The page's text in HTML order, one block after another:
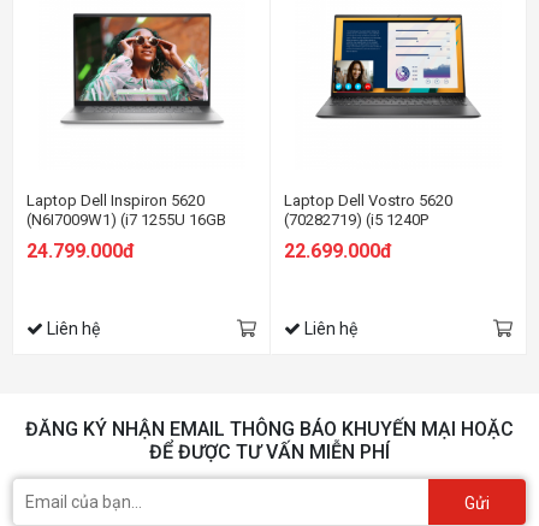
Laptop Dell Inspiron 5620
(N6I7009W1) (i7 1255U 16GB
RAM/512GB SSD/16.0 inch
FHD+/Win11/Office HS21/Bạc)
24.799.000đ
Liên hệ
Laptop Dell Vostro 5620
(70282719) (i5 1240P
16GB/512GB
SSD/16.0FHD+/Win11/OfficeHS21/
22.699.000đ
Liên hệ
ĐĂNG KÝ NHẬN EMAIL THÔNG BÁO KHUYẾN MẠI HOẶC
ĐỂ ĐƯỢC TƯ VẤN MIỄN PHÍ
Gửi